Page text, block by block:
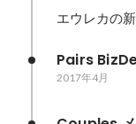
エウレカの
Pairs
2017年4月